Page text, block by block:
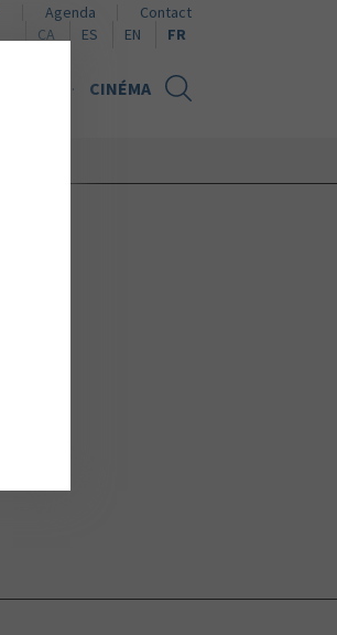
CINÉMA
Agenda
Contact
CA Naviguer en català
ES Naviguer en español
EN Browse in English
FR